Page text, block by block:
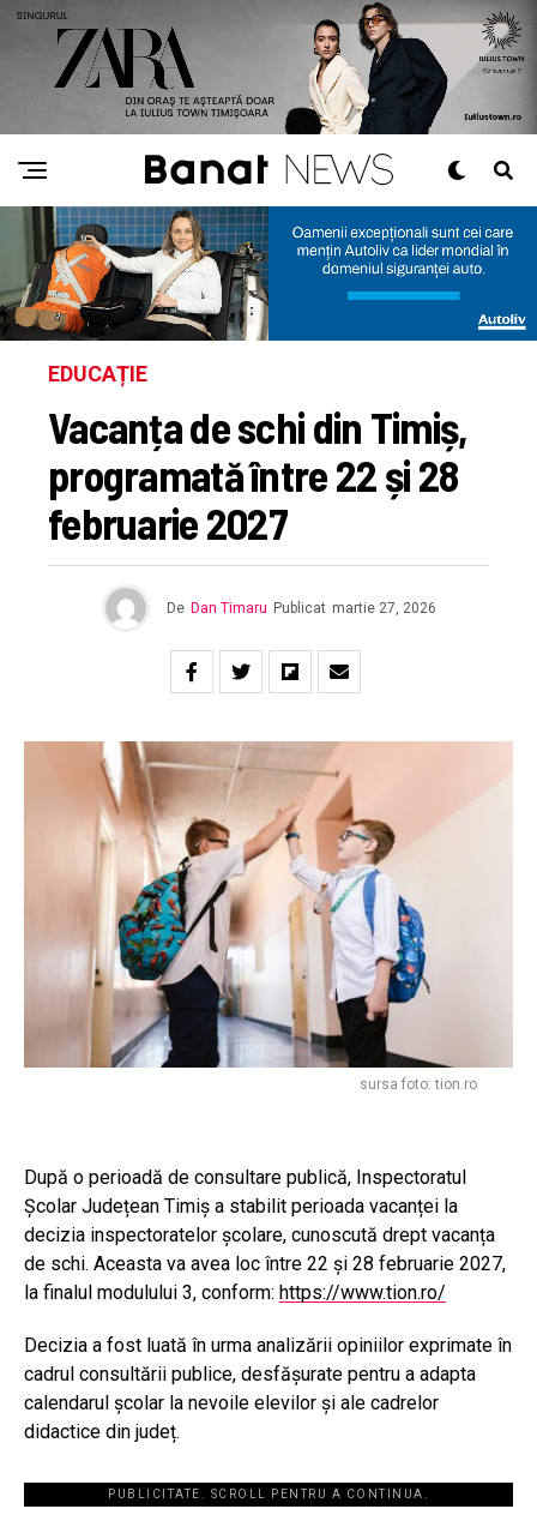
EDUCAȚIE
Vacanța de schi din Timiș,
programată între 22 și 28
februarie 2027
De Dan Timaru Publicat martie 27, 2026
sursa foto: tion.ro
După o perioadă de consultare publică, Inspectoratul
Școlar Județean Timiș a stabilit perioada vacanței la
decizia inspectoratelor școlare, cunoscută drept vacanța
de schi. Aceasta va avea loc între 22 și 28 februarie 2027,
la finalul modulului 3, conform: https://www.tion.ro/
Decizia a fost luată în urma analizării opiniilor exprimate în
cadrul consultării publice, desfășurate pentru a adapta
calendarul școlar la nevoile elevilor și ale cadrelor
didactice din județ.
PUBLICITATE. SCROLL PENTRU A CONTINUA.